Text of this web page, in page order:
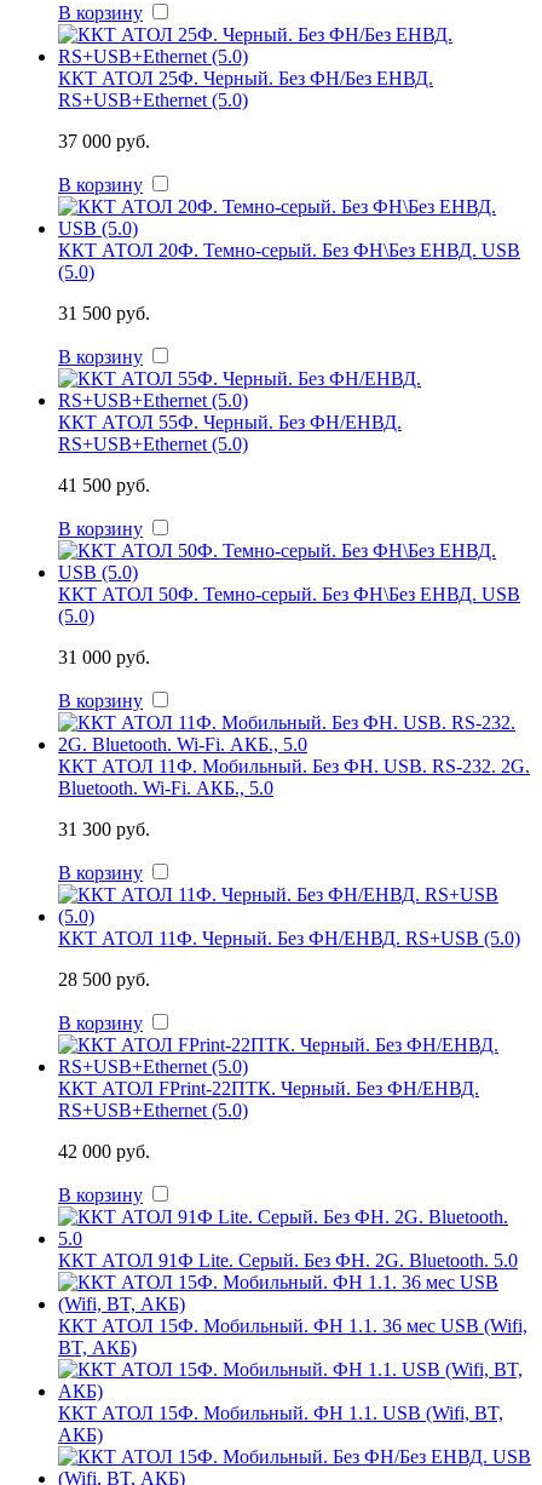
В корзину
ККТ АТОЛ 25Ф. Черный. Без ФН/Без ЕНВД.
RS+USB+Ethernet (5.0)
37 000 руб.
В корзину
ККТ АТОЛ 20Ф. Темно-серый. Без ФН\Без ЕНВД. USB
(5.0)
31 500 руб.
В корзину
ККТ АТОЛ 55Ф. Черный. Без ФН/ЕНВД.
RS+USB+Ethernet (5.0)
41 500 руб.
В корзину
ККТ АТОЛ 50Ф. Темно-серый. Без ФН\Без ЕНВД. USB
(5.0)
31 000 руб.
В корзину
ККТ АТОЛ 11Ф. Мобильный. Без ФН. USB. RS-232. 2G.
Bluetooth. Wi-Fi. АКБ., 5.0
31 300 руб.
В корзину
ККТ АТОЛ 11Ф. Черный. Без ФН/ЕНВД. RS+USB (5.0)
28 500 руб.
В корзину
ККТ АТОЛ FPrint-22ПТК. Черный. Без ФН/ЕНВД.
RS+USB+Ethernet (5.0)
42 000 руб.
В корзину
ККТ АТОЛ 91Ф Lite. Серый. Без ФН. 2G. Bluetooth. 5.0
ККТ АТОЛ 15Ф. Мобильный. ФН 1.1. 36 мес USB (Wifi,
BT, АКБ)
ККТ АТОЛ 15Ф. Мобильный. ФН 1.1. USB (Wifi, BT,
АКБ)